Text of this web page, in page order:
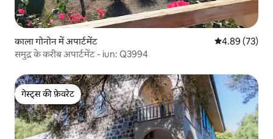
काला गोनोन में अपार्टमेंट औसत रेटिंग 5 में
4.89 (73)
समुद्र के करीब अपार्टमेंट - iun: Q3994
गेस्ट्स की फ़ेवरेट
गेस्ट्स की फ़ेवरेट